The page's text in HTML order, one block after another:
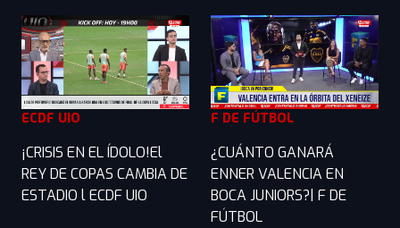
ECDF UIO
¡CRISIS EN EL ÍDOLO!El
REY DE COPAS CAMBIA DE
ESTADIO l ECDF UIO
F DE FÚTBOL
¿CUÁNTO GANARÁ
ENNER VALENCIA EN
BOCA JUNIORS?| F DE
FÚTBOL